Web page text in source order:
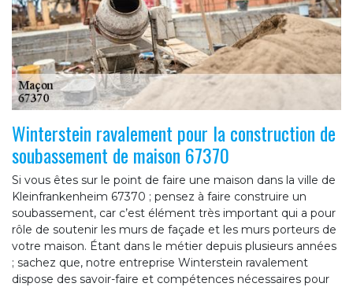
Winterstein ravalement pour la construction de
soubassement de maison 67370
Si vous êtes sur le point de faire une maison dans la ville de
Kleinfrankenheim 67370 ; pensez à faire construire un
soubassement, car c’est élément très important qui a pour
rôle de soutenir les murs de façade et les murs porteurs de
votre maison. Étant dans le métier depuis plusieurs années
; sachez que, notre entreprise Winterstein ravalement
dispose des savoir-faire et compétences nécessaires pour